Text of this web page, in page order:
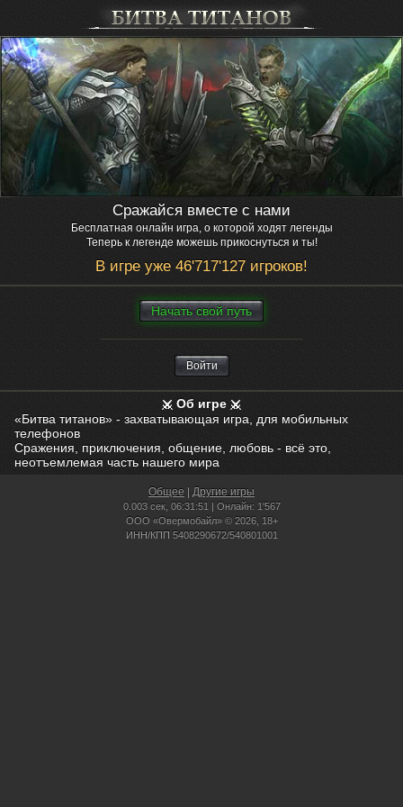
Сражайся вместе с нами
Бесплатная онлайн игра, о которой ходят легенды
Теперь к легенде можешь прикоснуться и ты!
В игре уже 46'717'127 игроков!
Нaчaть свой путь
Войти
Об игре
«Битва титанов» - захватывающая игра, для мобильных
телефонов
Сражения, приключения, общение, любовь - всё это,
неотъемлемая часть нашего мира
Общее Другие игры
0.003 сек, 06:31:51 | Онлайн: 1'567
ООО «Овермобайл» © 2026, 18+
ИНН/КПП 5408290672/540801001